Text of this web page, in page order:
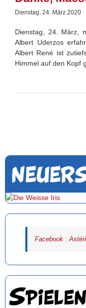
Dienstag, 24. März 2020
Dienstag, 24. März,
Albert Uderzos
Albert René ist
Himmel auf den Kopf
Facebook :